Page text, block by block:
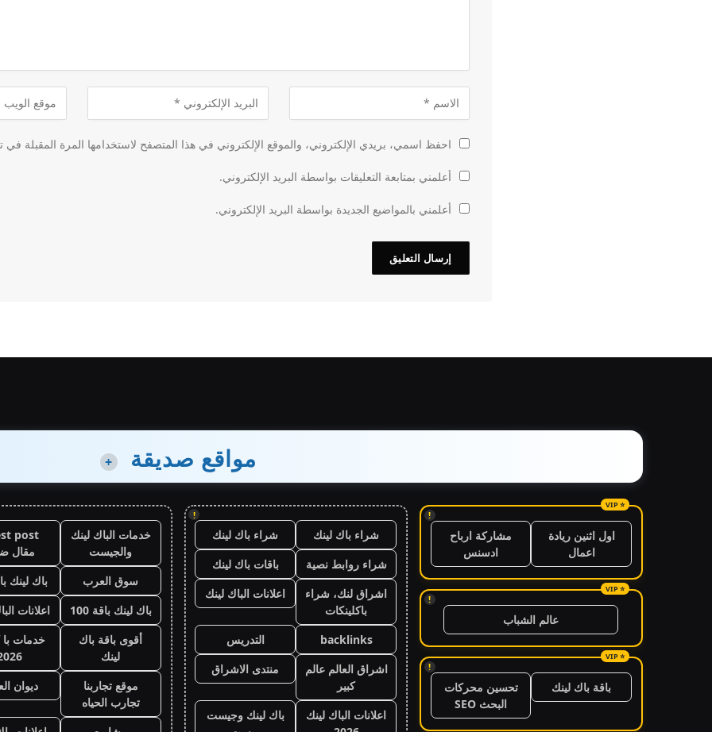
احفظ اسمي، بريدي الإلكتروني، والموقع الإلكتروني في هذا المتصفح لاستخدامها المرة المقبلة في
أعلمني بمتابعة التعليقات بواسطة البريد الإلكتروني.
أعلمني بالمواضيع الجديدة بواسطة البريد الإلكتروني.
مواقع صديقة +
!
اول اثنين ريادة
اعمال
مشاركة ارباح
ادسنس
!
عالم الشباب
!
باقة باك لينك
تحسين محركات
البحث SEO
!
شراء باك لينك
شراء باك لينك
شراء روابط نصية
باقات باك لينك
اشراق لنك، شراء
باكلينكات
اعلانات الباك لينك
backlinks
التدريس
اشراق العالم عالم
كبير
منتدى الاشراق
اعلانات الباك لينك
باك لينك وجيست
خدمات الباك لينك
والجيست
post
مقال
سوق العرب
باك لينك
باك لينك باقة 100
اعلانات
أقوى باقة باك
لينك
خدمات با
موقع تجاربنا
تجارب الحياه
ديوان